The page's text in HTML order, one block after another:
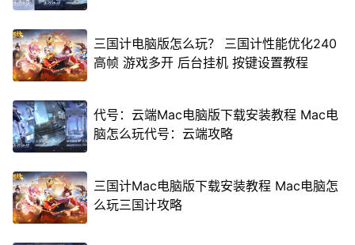
三国计电脑版怎么玩？ 三国计性能优化240
高帧 游戏多开 后台挂机 按键设置教程
代号：云端Mac电脑版下载安装教程 Mac电
脑怎么玩代号：云端攻略
三国计Mac电脑版下载安装教程 Mac电脑怎
么玩三国计攻略